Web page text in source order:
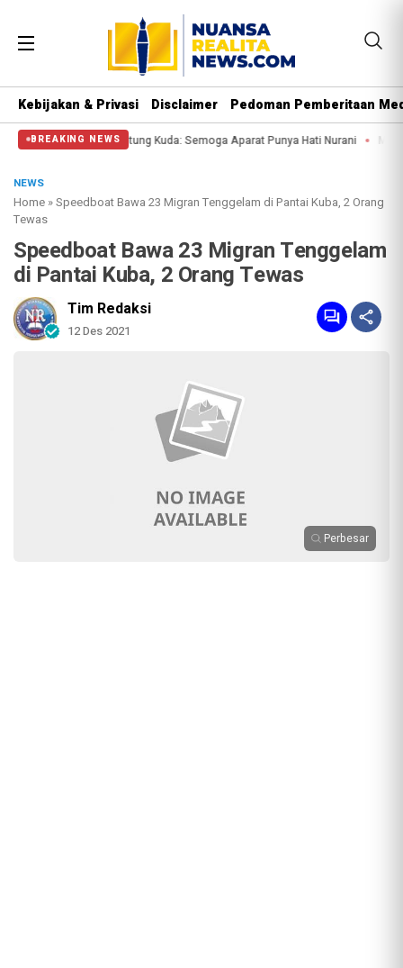
Kebijakan & Privasi Disclaimer Pedoman Pemberitaan
BREAKING NEWS
di Patung Kuda: Semoga Aparat Punya Hati Nurani Massa Reuni 212
NEWS
Home »Speedboat Bawa 23 Migran Tenggelam di Pantai Kuba, 2 Orang
Tewas
Speedboat Bawa 23 Migran Tenggelam
di Pantai Kuba, 2 Orang Tewas
Tim Redaksi
12 Des 2021
Perbesar